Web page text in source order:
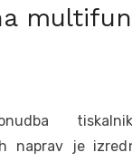
naprav je